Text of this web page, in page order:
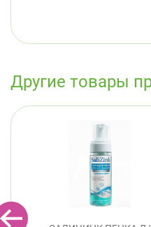
Другие товары